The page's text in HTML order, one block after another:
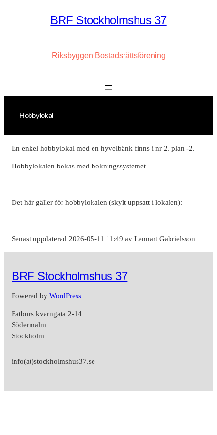
BRF Stockholmshus 37
Riksbyggen Bostadsrättsförening
Hobbylokal
En enkel hobbylokal med en hyvelbänk finns i nr 2, plan -2.
Hobbylokalen bokas med bokningssystemet
Det här gäller för hobbylokalen (skylt uppsatt i lokalen):
Senast uppdaterad 2026-05-11 11:49 av Lennart Gabrielsson
BRF Stockholmshus 37
Powered by WordPress
Fatburs kvarngata 2-14
Södermalm
Stockholm
info(at)stockholmshus37.se